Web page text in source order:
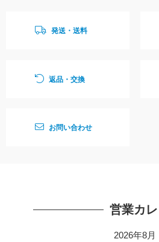
発送・送料
返品・交換
お問い合わせ
営業カ
2026年8月